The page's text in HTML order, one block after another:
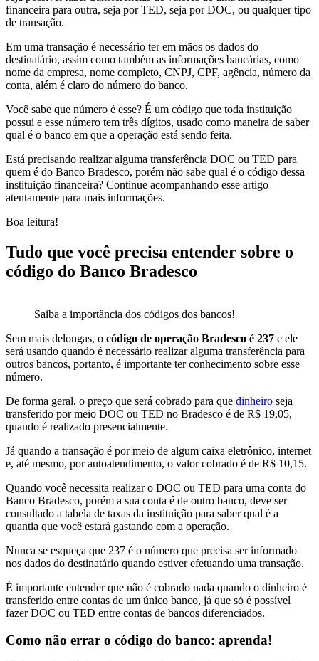
financeira para outra, seja por TED, seja por DOC, ou qualquer tipo
de transação.
Em uma transação é necessário ter em mãos os dados do
destinatário, assim como também as informações bancárias, como
nome da empresa, nome completo, CNPJ, CPF, agência, número da
conta, além é claro do número do banco.
Você sabe que número é esse? É um código que toda instituição
possui e esse número tem três dígitos, usado como maneira de saber
qual é o banco em que a operação está sendo feita.
Está precisando realizar alguma transferência DOC ou TED para
quem é do Banco Bradesco, porém não sabe qual é o código dessa
instituição financeira? Continue acompanhando esse artigo
atentamente para mais informações.
Boa leitura!
Tudo que você precisa entender sobre o
código do Banco Bradesco
Saiba a importância dos códigos dos bancos!
Sem mais delongas, o código de operação Bradesco é 237 e ele
será usando quando é necessário realizar alguma transferência para
outros bancos, portanto, é importante ter conhecimento sobre esse
número.
De forma geral, o preço que será cobrado para que dinheiro seja
transferido por meio DOC ou TED no Bradesco é de R$ 19,05,
quando é realizado presencialmente.
Já quando a transação é por meio de algum caixa eletrônico, internet
e, até mesmo, por autoatendimento, o valor cobrado é de R$ 10,15.
Quando você necessita realizar o DOC ou TED para uma conta do
Banco Bradesco, porém a sua conta é de outro banco, deve ser
consultado a tabela de taxas da instituição para saber qual é a
quantia que você estará gastando com a operação.
Nunca se esqueça que 237 é o número que precisa ser informado
nos dados do destinatário quando estiver efetuando uma transação.
É importante entender que não é cobrado nada quando o dinheiro é
transferido entre contas de um único banco, já que só é possível
fazer DOC ou TED entre contas de bancos diferenciados.
Como não errar o código do banco: aprenda!